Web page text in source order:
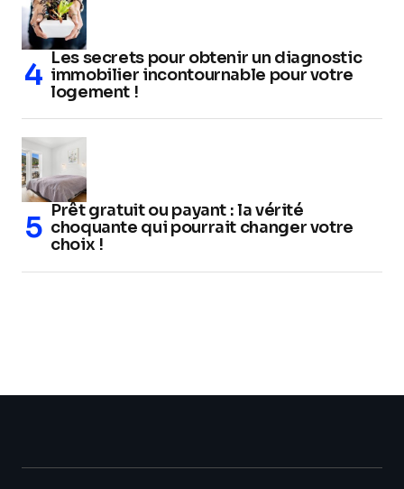
Les secrets pour obtenir un diagnostic
immobilier incontournable pour votre
logement !
Prêt gratuit ou payant : la vérité
choquante qui pourrait changer votre
choix !